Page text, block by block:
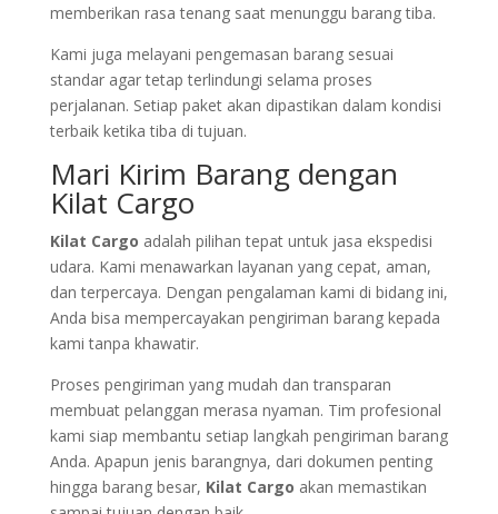
memberikan rasa tenang saat menunggu barang tiba.
Kami juga melayani pengemasan barang sesuai
standar agar tetap terlindungi selama proses
perjalanan. Setiap paket akan dipastikan dalam kondisi
terbaik ketika tiba di tujuan.
Mari Kirim Barang dengan
Kilat Cargo
Kilat Cargo adalah pilihan tepat untuk jasa ekspedisi
udara. Kami menawarkan layanan yang cepat, aman,
dan terpercaya. Dengan pengalaman kami di bidang ini,
Anda bisa mempercayakan pengiriman barang kepada
kami tanpa khawatir.
Proses pengiriman yang mudah dan transparan
membuat pelanggan merasa nyaman. Tim profesional
kami siap membantu setiap langkah pengiriman barang
Anda. Apapun jenis barangnya, dari dokumen penting
hingga barang besar, Kilat Cargo akan memastikan